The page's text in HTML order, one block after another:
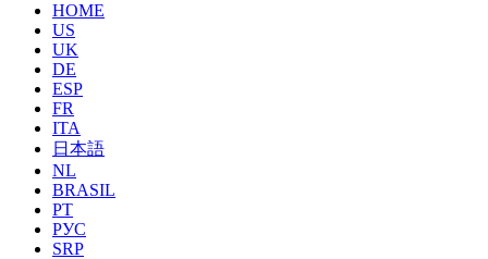
HOME
US
UK
DE
ESP
FR
ITA
日本語
NL
BRASIL
PT
РУС
SRP